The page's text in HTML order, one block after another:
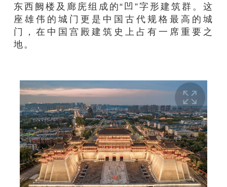
东西阙楼及廊庑组成的“凹”字形建筑群。这
座雄伟的城门更是中国古代规格最高的城
门，在中国宫殿建筑史上占有一席重要之
地。